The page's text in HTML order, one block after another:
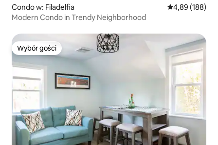
Condo w: Filadelfia Średnia
4,89 (188)
Modern Condo in Trendy Neighborhood
Wybór gości
Wybór gości